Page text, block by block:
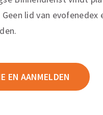
lid van evofenedex
EN AANMELDEN